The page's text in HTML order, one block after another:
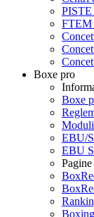
FTEM
Boxe pro
Boxe
EBU/
EBU
Pagine